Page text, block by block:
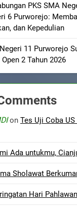
PKS SMA
6 Purworejo:
dan Kepedulian
11 Purworejo
2 Tahun 2026
on Tes Uji Coba
Ada untukmu,
Sholawat
Hari Pahlawan